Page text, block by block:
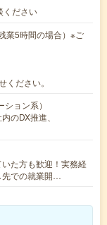
ください
業5時間の場合）※ご
ださい。
ョン系）
のDX推進、
た方も歓迎！実務経
先での就業開…